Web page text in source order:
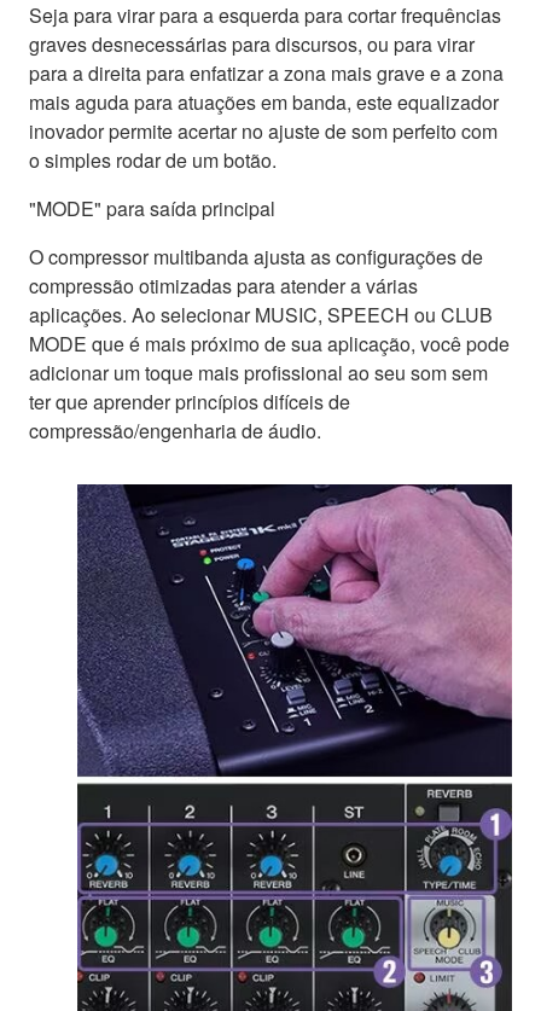
Seja para virar para a esquerda para cortar frequências
graves desnecessárias para discursos, ou para virar
para a direita para enfatizar a zona mais grave e a zona
mais aguda para atuações em banda, este equalizador
inovador permite acertar no ajuste de som perfeito com
o simples rodar de um botão.
"MODE" para saída principal
O compressor multibanda ajusta as configurações de
compressão otimizadas para atender a várias
aplicações. Ao selecionar MUSIC, SPEECH ou CLUB
MODE que é mais próximo de sua aplicação, você pode
adicionar um toque mais profissional ao seu som sem
ter que aprender princípios difíceis de
compressão/engenharia de áudio.